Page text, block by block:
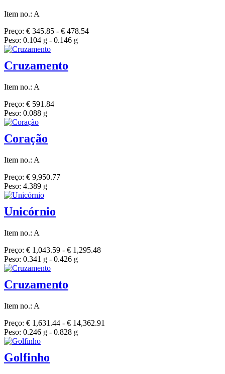
Item no.: A
Preço: € 345.85 - € 478.54
Peso: 0.104 g - 0.146 g
Cruzamento
Item no.: A
Preço: € 591.84
Peso: 0.088 g
Coração
Item no.: A
Preço: € 9,950.77
Peso: 4.389 g
Unicórnio
Item no.: A
Preço: € 1,043.59 - € 1,295.48
Peso: 0.341 g - 0.426 g
Cruzamento
Item no.: A
Preço: € 1,631.44 - € 14,362.91
Peso: 0.246 g - 0.828 g
Golfinho